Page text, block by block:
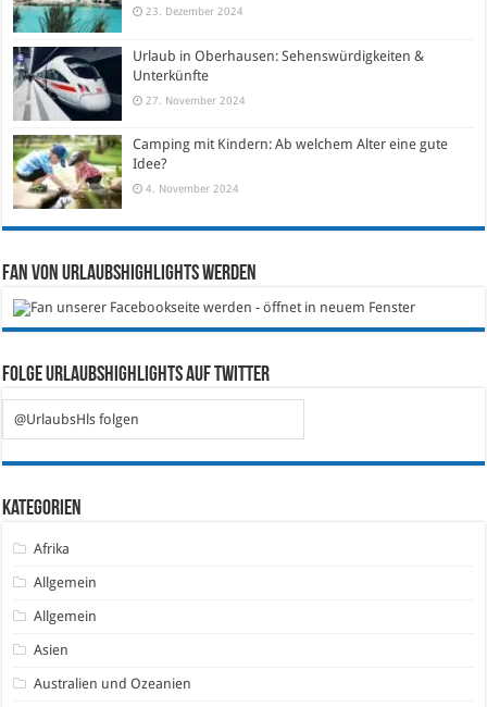
23. Dezember 2024
Urlaub in Oberhausen: Sehenswürdigkeiten &
Unterkünfte
27. November 2024
Camping mit Kindern: Ab welchem Alter eine gute
Idee?
4. November 2024
Fan von Urlaubshighlights werden
Folge Urlaubshighlights auf Twitter
@UrlaubsHls folgen
Kategorien
Afrika
Allgemein
Allgemein
Asien
Australien und Ozeanien